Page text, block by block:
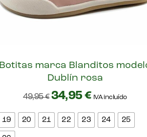
Botitas marca Blanditos
Dublín rosa
49,95€ 34,95€ IVA incluído
19 20 21 22 23 24 25